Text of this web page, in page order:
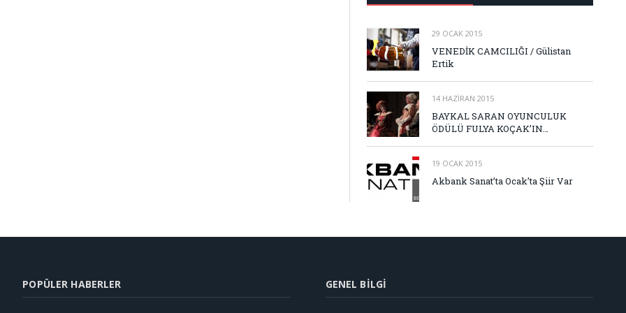
29 OCAK 2015
VENEDİK CAMCILIĞI / Gülistan
Ertik
14 HAZIRAN 2015
BAYKAL SARAN OYUNCULUK
ÖDÜLÜ FULYA KOÇAK’IN…
19 OCAK 2015
Akbank Sanat’ta Ocak’ta Şiir Var
POPÜLER HABERLER GENEL BILGI